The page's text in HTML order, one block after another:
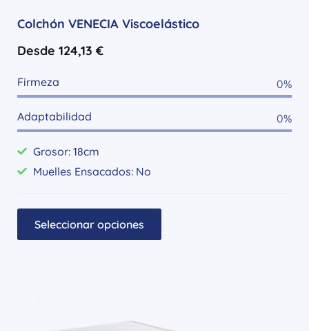
Colchón VENECIA Viscoelástico
Desde 124,13 €
Firmeza 0%
Adaptabilidad 0%
Grosor: 18cm
Muelles Ensacados: No
Seleccionar opciones